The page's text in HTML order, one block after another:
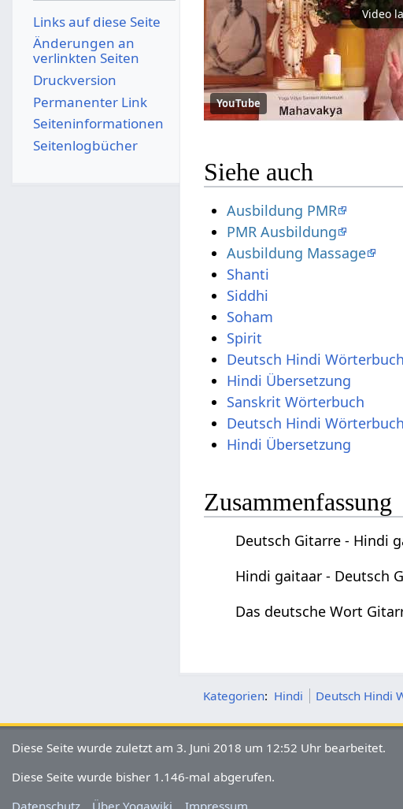
Video
YouTube
Siehe auch
Ausbildung PMR
PMR Ausbildung
Ausbildung Massage
Shanti
Siddhi
Soham
Spirit
Deutsch Hindi Wörterbuch
Hindi Übersetzung
Sanskrit Wörterbuch
Deutsch Hindi Wörterbuch
Hindi Übersetzung
Zusammenfassung
Deutsch Gitarre - Hindi
Hindi gaitaar - Deutsch
Das deutsche Wort
Kategorien: Hindi Deutsch Hindi
Links auf diese Seite
Änderungen an
verlinkten Seiten
Druckversion
Permanenter Link
Seiten­­informationen
Seitenlogbücher
Diese Seite wurde zuletzt am 3. Juni 2018 um 12:52 Uhr bearbeitet.
Diese Seite wurde bisher 1.146-mal abgerufen.